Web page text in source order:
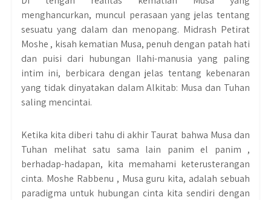
menghancurkan, muncul perasaan yang jelas tentang
sesuatu yang dalam dan menopang. Midrash Petirat
Moshe , kisah kematian Musa, penuh dengan patah hati
dan puisi dari hubungan Ilahi-manusia yang paling
intim ini, berbicara dengan jelas tentang kebenaran
yang tidak dinyatakan dalam Alkitab: Musa dan Tuhan
saling mencintai.
Ketika kita diberi tahu di akhir Taurat bahwa Musa dan
Tuhan melihat satu sama lain panim el panim ,
berhadap-hadapan, kita memahami keterusterangan
cinta. Moshe Rabbenu , Musa guru kita, adalah sebuah
paradigma untuk hubungan cinta kita sendiri dengan